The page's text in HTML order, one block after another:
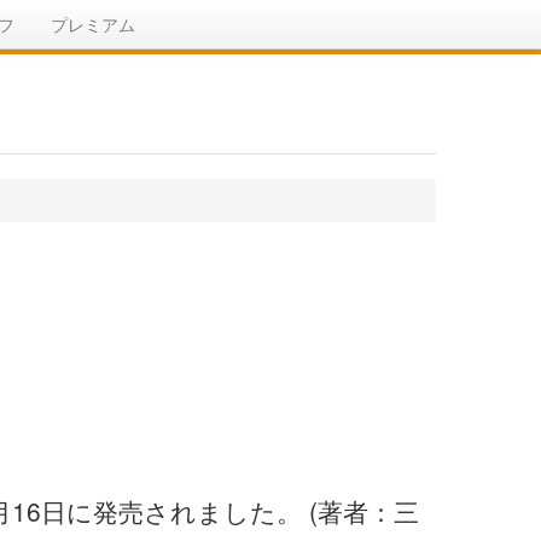
プレミアム
日に発売されました。 (著者：三